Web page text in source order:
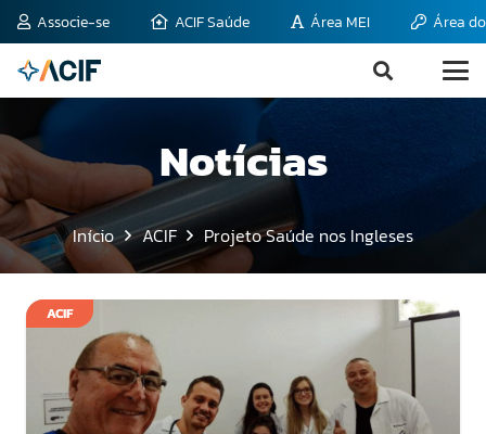
Associe-se ACIF Saúde Área MEI Área
Notícias
Início ACIF Projeto Saúde nos Ingleses
ACIF